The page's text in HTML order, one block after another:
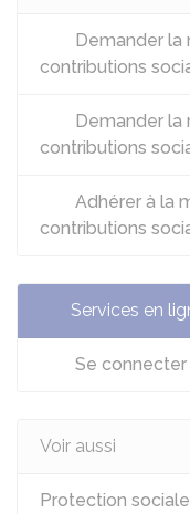
Demander la
contributions
Demander la
contributions
Adhérer à la
contributions
Services en
Se
Voir aussi
Protection